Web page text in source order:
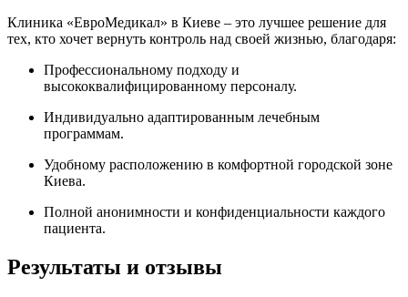
Клиника «ЕвроМедикал» в Киеве – это лучшее решение для
тех, кто хочет вернуть контроль над своей жизнью, благодаря:
Профессиональному подходу и
высококвалифицированному персоналу.
Индивидуально адаптированным лечебным
программам.
Удобному расположению в комфортной городской зоне
Киева.
Полной анонимности и конфиденциальности каждого
пациента.
Результаты и отзывы